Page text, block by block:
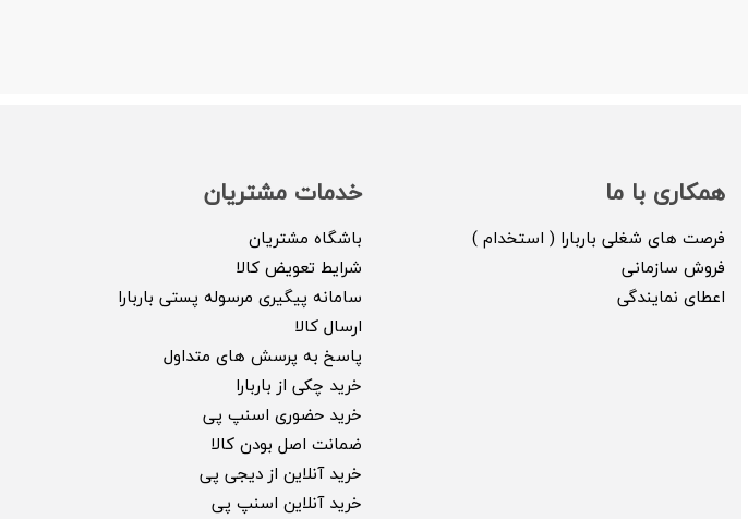
همکاری با ما
فرصت های شغلی باربارا ( استخدام )
فروش سازمانی
اعطای نمایندگی
خدمات مشتریان
باشگاه مشتریان
شرایط تعویض کالا
سامانه پیگیری مرسوله پستی باربارا
ارسال کالا
پاسخ به پرسش های متداول
خرید چکی از باربارا
خرید حضوری اسنپ پی
ضمانت اصل بودن کالا
خرید آنلاین از دیجی پی
خرید آنلاین اسنپ پی